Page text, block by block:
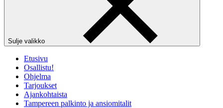
Sulje valikko
Etusivu
Osallistu!
Ohjelma
Tarjoukset
Ajankohtaista
Tampereen palkinto ja ansiomitalit